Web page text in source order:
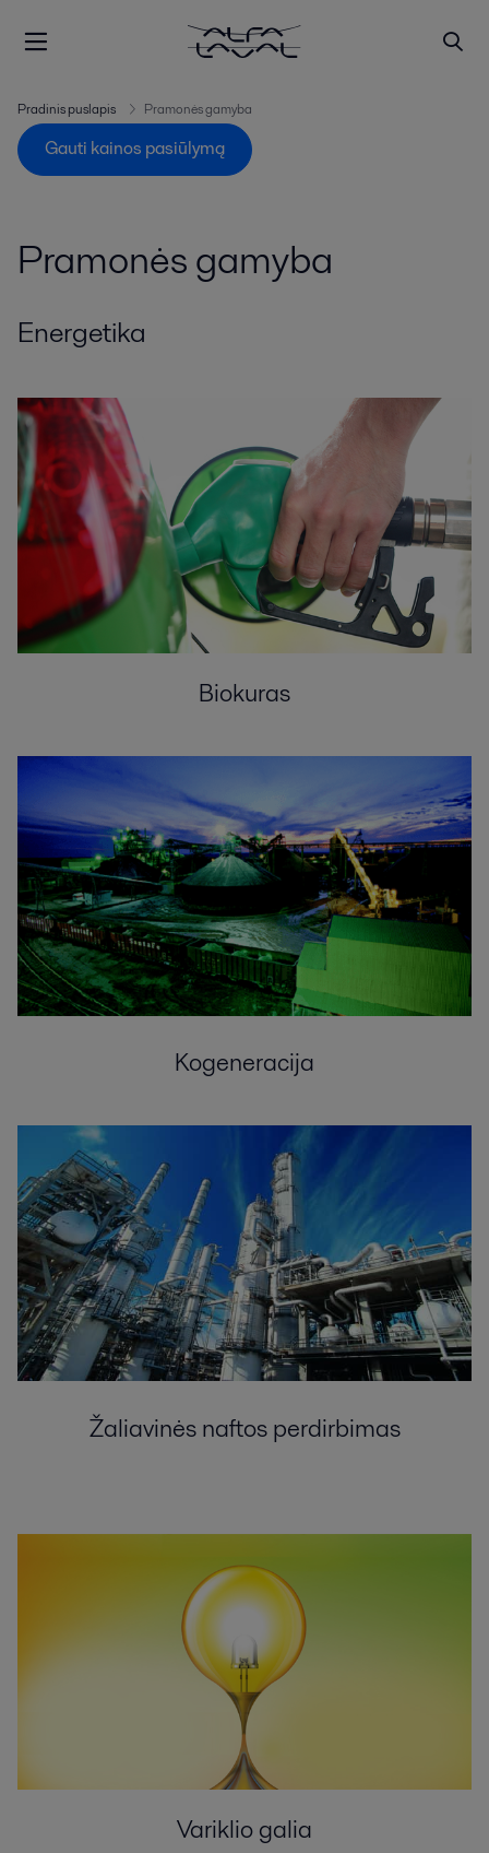
Pradinis puslapis Pramonės gamyba
Gauti kainos pasiūlymą
Pramonės gamyba
Energetika
Biokuras
Kogeneracija
Žaliavinės naftos perdirbimas
Variklio galia